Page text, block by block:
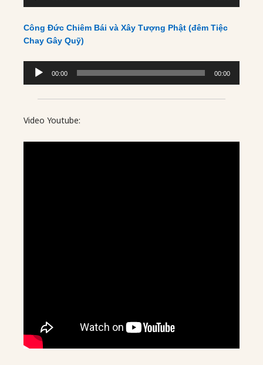
Công Đức Chiêm Bái và Xây Tượng Phật (đêm Tiệc
Chay Gây Quỹ)
Audio
00:00 00:00
Video Youtube: